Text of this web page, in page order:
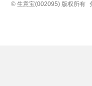
© 生意宝(002095) 版权所有